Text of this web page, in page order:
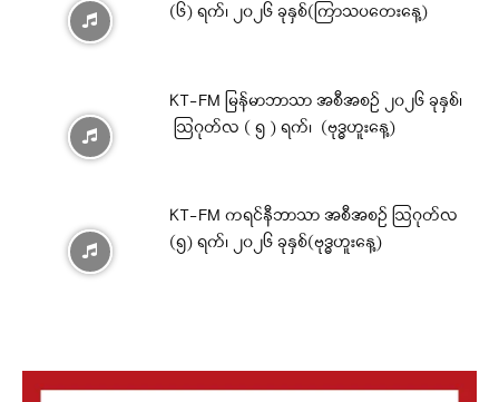
(၆) ရက်၊ ၂၀၂၆ ခုနှစ်(ကြာသပတေးနေ့)
KT-FM မြန်မာဘာသာ အစီအစဉ် ၂၀၂၆ ခုနှစ်၊
ဩဂုတ်လ ( ၅ ) ရက်၊ (ဗုဒ္ဓဟူးနေ့)
KT-FM ကရင်နီဘာသာ အစီအစဉ် ဩဂုတ်လ
(၅) ရက်၊ ၂၀၂၆ ခုနှစ်(ဗုဒ္ဓဟူးနေ့)